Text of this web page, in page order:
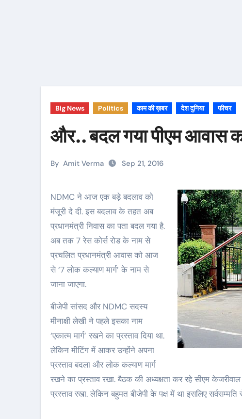
Big News Politics काम की ख़बर देश दुनिया फीचर
और.. बदल गया पीएम आवास
By Amit Verma Sep 21, 2016
NDMC ने आज एक बड़े बदलाव को
मंजूरी दे दी. इस बदलाव के तहत अब
प्रधानमंत्री निवास का पता बदल गया है.
अब तक 7 रेस कोर्स रोड के नाम से
प्रचलित प्रधानमंत्री आवास को आज
से ‘7 लोक कल्याण मार्ग’ के नाम से
जाना जाएगा.
बीजेपी सांसद और NDMC सदस्य
मीनाक्षी लेखी ने पहले इसका नाम
‘एकात्म मार्ग’ रखने का प्रस्ताव दिया था.
लेकिन मीटिंग में आकर उन्होंने अपना
प्रस्ताव बदला और लोक कल्याण मार्ग
रखने का प्रस्ताव रखा. बैठक की अध्यक्षता कर रहे सीएम
प्रस्ताव रखा. लेकिन बहुमत बीजेपी के पक्ष में था इसलिए